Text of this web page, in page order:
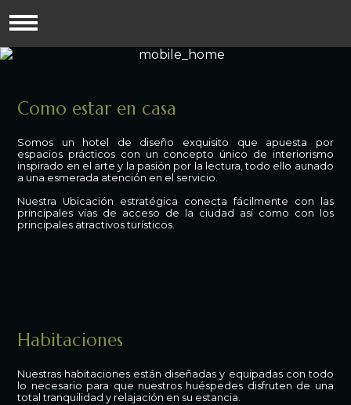
Como estar en casa
Somos un hotel de diseño exquisito que apuesta por
espacios prácticos con un concepto único de interiorismo
inspirado en el arte y la pasión por la lectura, todo ello aunado
a una esmerada atención en el servicio.
Nuestra Ubicación estratégica conecta fácilmente con las
principales vías de acceso de la ciudad así como con los
principales atractivos turísticos.
Habitaciones
Nuestras habitaciones están diseñadas y equipadas con todo
lo necesario para que nuestros huéspedes disfruten de una
total tranquilidad y relajación en su estancia.